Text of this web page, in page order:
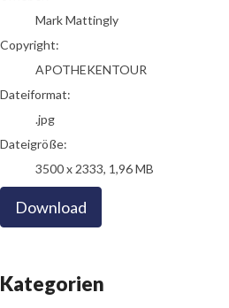
Mark Mattingly
Copyright:
APOTHEKENTOUR
Dateiformat:
.jpg
Dateigröße:
3500 x 2333, 1,96 MB
Download
Kategorien